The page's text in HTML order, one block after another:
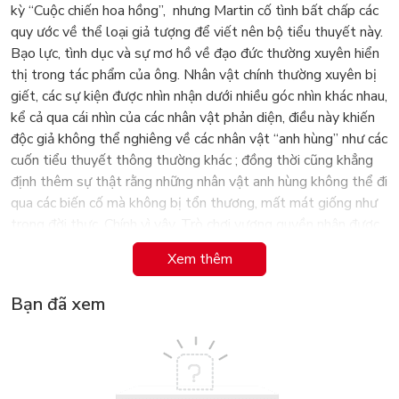
kỳ “Cuộc chiến hoa hồng”, nhưng Martin cố tình bất chấp các
quy ước về thể loại giả tượng để viết nên bộ tiểu thuyết này.
Bạo lực, tình dục và sự mơ hồ về đạo đức thường xuyên hiển
thị trong tác phẩm của ông. Nhân vật chính thường xuyên bị
giết, các sự kiện được nhìn nhận dưới nhiều góc nhìn khác nhau,
kể cả qua cái nhìn của các nhân vật phản diện, điều này khiến
độc giả không thể nghiêng về các nhân vật “anh hùng” như các
cuốn tiểu thuyết thông thường khác ; đồng thời cũng khẳng
định thêm sự thật rằng những nhân vật anh hùng không thể đi
qua các biến cố mà không bị tổn thương, mất mát giống như
vô số những lời khen ngợi về chủ nghĩa hiện thực. Đồng thời
bộ tiểu thuyết cũng nhận được những bình luận quan trọng về
quyền lực của bảy lãnh chúa vùng đất Weterlos và Essos,
gồm những khu vực do các dòng họ lớn cai trị, trong bối cảnh
nhiều thế lực đen tối có sức mạnh siêu nhiên như người Ngoại
Xem thêm
Bạn đã xem